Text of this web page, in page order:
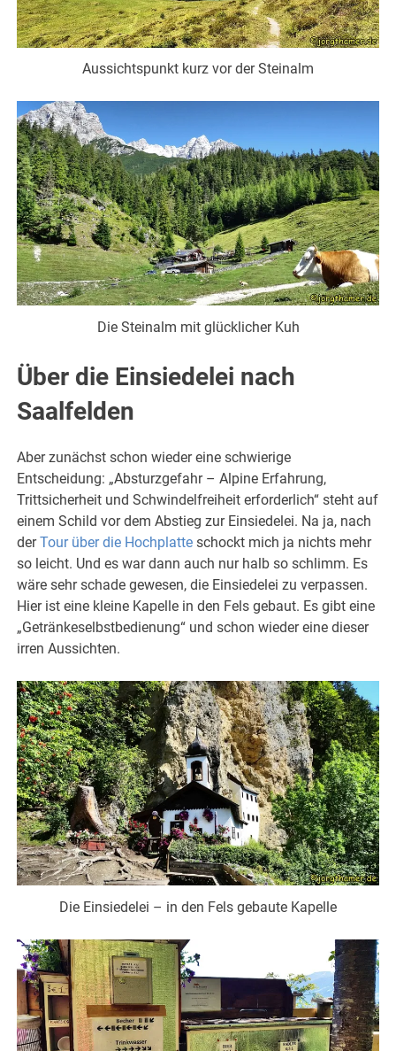
Aussichtspunkt kurz vor der Steinalm
Die Steinalm mit glücklicher Kuh
Über die Einsiedelei nach
Saalfelden
Aber zunächst schon wieder eine schwierige
Entscheidung: „Absturzgefahr – Alpine Erfahrung,
Trittsicherheit und Schwindelfreiheit erforderlich“ steht auf
einem Schild vor dem Abstieg zur Einsiedelei. Na ja, nach
derTour über die Hochplatte schockt mich ja nichts mehr
so leicht. Und es war dann auch nur halb so schlimm. Es
wäre sehr schade gewesen, die Einsiedelei zu verpassen.
Hier ist eine kleine Kapelle in den Fels gebaut. Es gibt eine
„Getränkeselbstbedienung“ und schon wieder eine dieser
irren Aussichten.
Die Einsiedelei – in den Fels gebaute Kapelle